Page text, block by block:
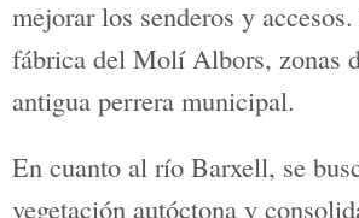
Barxell, para potenciar la
ecológica. Concretamente,
acciones B1, B6, B7 y B8 de
total de 1.255.625, 06€.